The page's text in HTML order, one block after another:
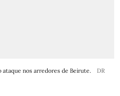
ataque nos arredores de Beirute. DR